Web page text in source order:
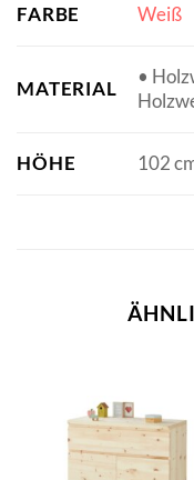
FARBE Weiß
MATERIAL
•
HÖHE 102